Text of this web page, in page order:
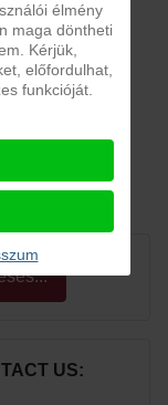
US:
élmény
maga döntheti
Kérjük,
előfordulhat,
funkcióját.